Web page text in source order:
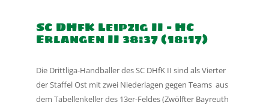
SC DHfK Leipzig II – HC
Erlangen II 38:37 (18:17)
Die Drittliga-Handballer des SC DHfK II sind als Vierter
der Staffel Ost mit zwei Niederlagen gegen Teams aus
dem Tabellenkeller des 13er-Feldes (Zwölfter Bayreuth